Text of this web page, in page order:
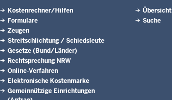
Kostenrechner/Hilfen
Formulare
Zeugen
Streitschlichtung / Schiedsleute
Gesetze (Bund/Länder)
Rechtsprechung NRW
Online-Verfahren
Elektronische Kostenmarke
Gemeinnützige Einrichtungen
Übersicht
Suche